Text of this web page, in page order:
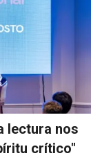
lectura nos
crítico"